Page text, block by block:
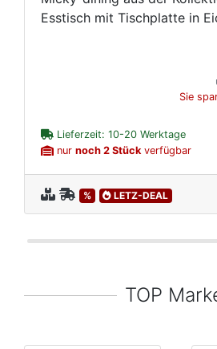
Esstisch mit Tischplatte in
Sie
Lieferzeit: 10-20 Werktage
nur noch 2 Stück verfügbar
% LETZ-DEAL
TOP